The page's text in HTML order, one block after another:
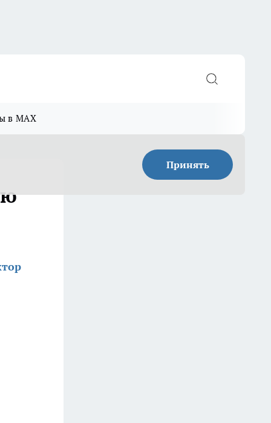
в MAX
Принять